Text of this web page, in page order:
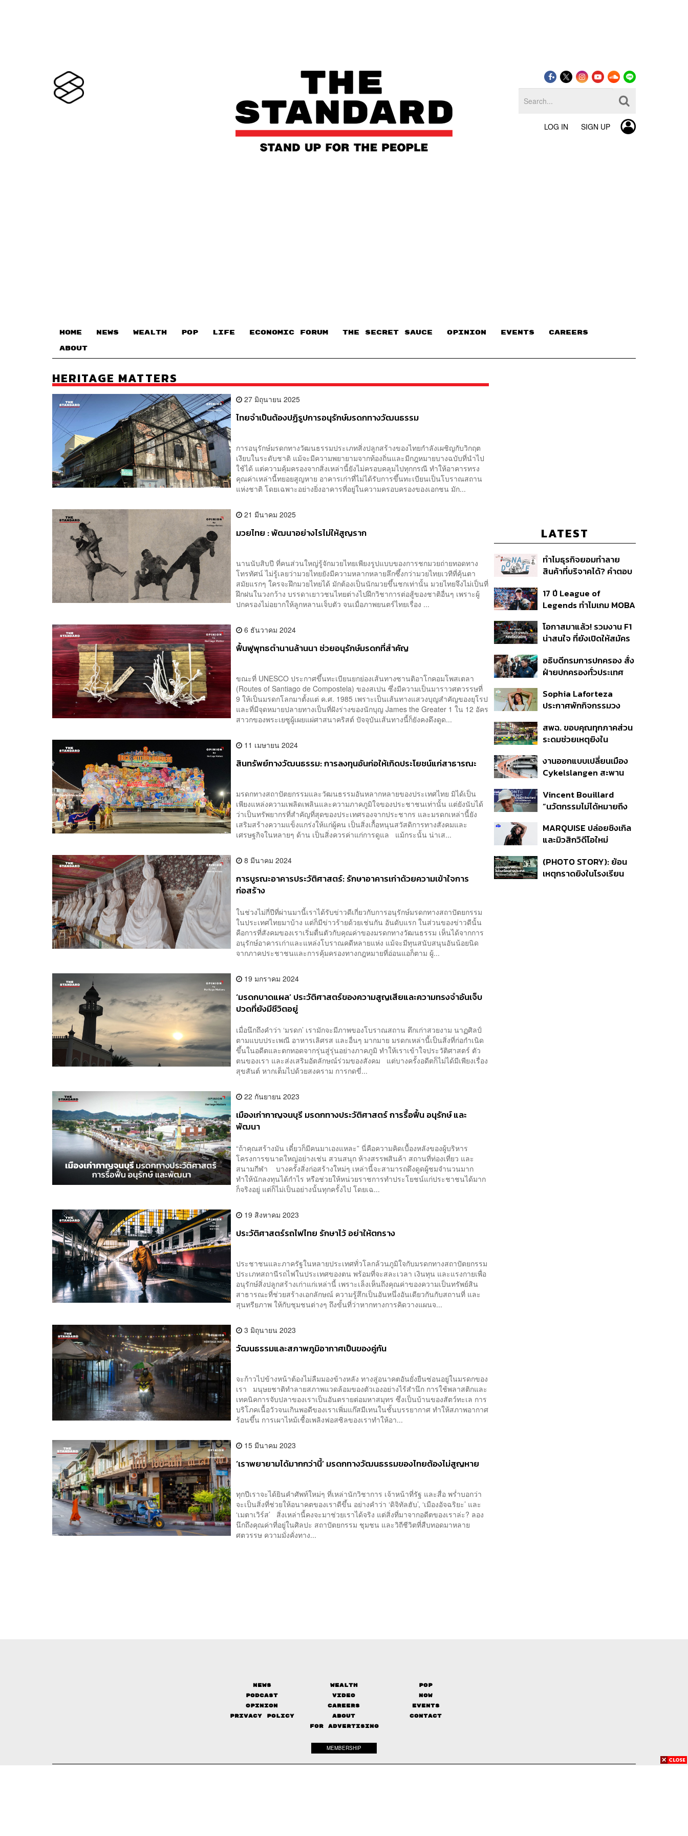
LOG IN SIGN UP
HOME NEWS WEALTH POP LIFE ECONOMIC FORUM THE SECRET SAUCE​ OPINION EVENTS CAREERS
ABOUT
HERITAGE MATTERS
27 มิถุนายน 2025
ไทยจำเป็นต้องปฏิรูปการอนุรักษ์มรดกทางวัฒนธรรม
การอนุรักษ์มรดกทางวัฒนธรรมประเภทสิ่งปลูกสร้างของไทยกำลังเผชิญกับวิกฤต
เงียบในระดับชาติ แม้จะมีความพยายามจากท้องถิ่นและมีกฎหมายบางฉบับที่นำไป
ใช้ได้ แต่ความคุ้มครองจากสิ่งเหล่านี้ยังไม่ครอบคลุมไปทุกกรณี ทำให้อาคารทรง
คุณค่าเหล่านี้ทยอยสูญหาย อาคารเก่าที่ไม่ได้รับการขึ้นทะเบียนเป็นโบราณสถาน
แห่งชาติ โดยเฉพาะอย่างยิ่งอาคารที่อยู่ในความครอบครองของเอกชน มัก...
21 มีนาคม 2025
มวยไทย : พัฒนาอย่างไรไม่ให้สูญราก
นานนับสิบปี ที่คนส่วนใหญ่รู้จักมวยไทยเพียงรูปแบบของการชกมวยถ่ายทอดทาง
โทรทัศน์ ไม่รู้เลยว่ามวยไทยยังมีความหลากหลายลึกซึ้งกว่ามวยไทยเวทีที่คุ้นตา
สมัยแรกๆ ใครจะฝึกมวยไทยได้ มักต้องเป็นนักมวยขึ้นชกเท่านั้น มวยไทยจึงไม่เป็นที่
ฝึกฝนในวงกว้าง บรรดาเยาวชนไทยต่างไปฝึกวิชาการต่อสู้ของชาติอื่นๆ เพราะผู้
ปกครองไม่อยากให้ลูกหลานเจ็บตัว จนเมื่อภาพยนตร์ไทยเรื่อง ...
6 ธันวาคม 2024
ฟื้นฟูพุทธตำนานล้านนา ช่วยอนุรักษ์มรดกที่สำคัญ
ขณะที่ UNESCO ประกาศขึ้นทะเบียนยกย่องเส้นทางซานติอาโกคอมโพสเตลา
(Routes of Santiago de Compostela) ของสเปน ซึ่งมีความเป็นมาราวศตวรรษที่
9 ให้เป็นมรดกโลกมาตั้งแต่ ค.ศ. 1985 เพราะเป็นเส้นทางแสวงบุญสำคัญของยุโรป
และที่มีจุดหมายปลายทางเป็นที่ฝังร่างของนักบุญ James the Greater 1 ใน 12 อัคร
สาวกของพระเยซูผู้เผยแผ่ศาสนาคริสต์ ปัจจุบันเส้นทางนี้ก็ยังคงดึงดูด...
11 เมษายน 2024
สินทรัพย์ทางวัฒนธรรม: การลงทุนอันก่อให้เกิดประโยชน์แก่สาธารณะ
มรดกทางสถาปัตยกรรมและวัฒนธรรมอันหลากหลายของประเทศไทย มิได้เป็น
เพียงแหล่งความเพลิดเพลินและความภาคภูมิใจของประชาชนเท่านั้น แต่ยังนับได้
ว่าเป็นทรัพยากรที่สำคัญที่สุดของประเทศรองจากประชากร และมรดกเหล่านี้ยัง
เสริมสร้างความแข็งแกร่งให้แก่ผู้คน เป็นสิ่งเกื้อหนุนสวัสดิการทางสังคมและ
เศรษฐกิจในหลายๆ ด้าน เป็นสิ่งควรค่าแก่การดูแล แม้กระนั้น น่าเส...
8 มีนาคม 2024
การบูรณะอาคารประวัติศาสตร์: รักษาอาคารเก่าด้วยความเข้าใจการ
ก่อสร้าง
ในช่วงไม่กี่ปีที่ผ่านมานี้เราได้รับข่าวดีเกี่ยวกับการอนุรักษ์มรดกทางสถาปัตยกรรม
ในประเทศไทยมาบ้าง แต่ก็มีข่าวร้ายด้วยเช่นกัน อันดับแรก ในส่วนของข่าวดีนั้น
คือการที่สังคมของเราเริ่มตื่นตัวกับคุณค่าของมรดกทางวัฒนธรรม เห็นได้จากการ
อนุรักษ์อาคารเก่าและแหล่งโบราณคดีหลายแห่ง แม้จะมีทุนสนับสนุนอันน้อยนิด
จากภาคประชาชนและการคุ้มครองทางกฎหมายที่อ่อนแอก็ตาม ผู้...
19 มกราคม 2024
‘มรดกบาดแผล’ ประวัติศาสตร์ของความสูญเสียและความทรงจำอันเจ็บ
ปวดที่ยังมีชีวิตอยู่
เมื่อนึกถึงคำว่า ‘มรดก’ เรามักจะมีภาพของโบราณสถาน ตึกเก่าสวยงาม นาฏศิลป์
ตามแบบประเพณี อาหารเลิศรส และอื่นๆ มากมาย มรดกเหล่านี้เป็นสิ่งที่ก่อกำเนิด
ขึ้นในอดีตและตกทอดจากรุ่นสู่รุ่นอย่างภาคภูมิ ทำให้เราเข้าใจประวัติศาสตร์ ตัว
ตนของเรา และส่งเสริมอัตลักษณ์ร่วมของสังคม แต่บางครั้งอดีตก็ไม่ได้มีเพียงเรื่อง
สุขสันต์ หากเต็มไปด้วยสงคราม การกดขี่...
22 กันยายน 2023
เมืองเก่ากาญจนบุรี มรดกทางประวัติศาสตร์ การรื้อฟื้น อนุรักษ์ และ
พัฒนา
“ถ้าคุณสร้างมัน เดี๋ยวก็มีคนมาเองแหละ” นี่คือความคิดเบื้องหลังของผู้บริหาร
โครงการขนาดใหญ่อย่างเช่น สวนสนุก ห้างสรรพสินค้า สถานที่ท่องเที่ยว และ
สนามกีฬา บางครั้งสิ่งก่อสร้างใหม่ๆ เหล่านี้จะสามารถดึงดูดผู้ชมจำนวนมาก
ทำให้นักลงทุนได้กำไร หรือช่วยให้หน่วยราชการทำประโยชน์แก่ประชาชนได้มาก
ก็จริงอยู่ แต่ก็ไม่เป็นอย่างนั้นทุกครั้งไป โดยเฉ...
19 สิงหาคม 2023
ประวัติศาสตร์รถไฟไทย รักษาไว้ อย่าให้ตกราง
ประชาชนและภาครัฐในหลายประเทศทั่วโลกล้วนภูมิใจกับมรดกทางสถาปัตยกรรม
ประเภทสถานีรถไฟในประเทศของตน พร้อมที่จะสละเวลา เงินทุน และแรงกายเพื่อ
อนุรักษ์สิ่งปลูกสร้างเก่าแก่เหล่านี้ เพราะเล็งเห็นถึงคุณค่าของความเป็นทรัพย์สิน
สาธารณะที่ช่วยสร้างเอกลักษณ์ ความรู้สึกเป็นอันหนึ่งอันเดียวกันกับสถานที่ และ
สุนทรียภาพ ให้กับชุมชนต่างๆ ถึงขั้นที่ว่าหากทางการคิดวางแผนจ...
3 มิถุนายน 2023
วัฒนธรรมและสภาพภูมิอากาศเป็นของคู่กัน
จะก้าวไปข้างหน้าต้องไม่ลืมมองข้างหลัง ทางสู่อนาคตอันยั่งยืนซ่อนอยู่ในมรดกของ
เรา มนุษยชาติทำลายสภาพแวดล้อมของตัวเองอย่างไร้สำนึก การใช้พลาสติกและ
เทคนิคการจับปลาของเราเป็นอันตรายต่อมหาสมุทร ซึ่งเป็นบ้านของสัตว์ทะเล การ
บริโภคเนื้อวัวจนเกินพอดีของเราเพิ่มแก๊สมีเทนในชั้นบรรยากาศ ทำให้สภาพอากาศ
ร้อนขึ้น การเผาไหม้เชื้อเพลิงฟอสซิลของเราทำให้อา...
15 มีนาคม 2023
‘เราพยายามได้มากกว่านี้’ มรดกทางวัฒนธรรมของไทยต้องไม่สูญหาย
ทุกปีเราจะได้ยินคำศัพท์ใหม่ๆ ที่เหล่านักวิชาการ เจ้าหน้าที่รัฐ และสื่อ พร่ำบอกว่า
จะเป็นสิ่งที่ช่วยให้อนาคตของเราดีขึ้น อย่างคำว่า ‘ดิจิทัลฮับ’, ‘เมืองอัจฉริยะ’ และ
‘เมตาเวิร์ส’ สิ่งเหล่านี้คงจะมาช่วยเราได้จริง แต่สิ่งที่มาจากอดีตของเราล่ะ? ลอง
นึกถึงคุณค่าที่อยู่ในศิลปะ สถาปัตยกรรม ชุมชน และวิถีชีวิตที่สืบทอดมาหลาย
ศตวรรษ ความมั่งคั่งทาง...
LATEST
ทำไมธุรกิจยอมทำลาย
สินค้าที่บริจาคได้? คำตอบ
อยู่ที่ระบบภาษี
17 ปี League of
Legends ทำไมเกม MOBA
กาลเวลา?
โอกาสมาแล้ว! รวมงาน F1
น่าสนใจ ที่ยังเปิดให้สมัคร
อธิบดีกรมการปกครอง สั่ง
ฝ่ายปกครองทั่วประเทศ
อาวุธปืน-ยาเสพติด
Sophia Laforteza
ประกาศพักกิจกรรมวง
ดูแลสุขภาพจิต
สพฉ. ขอบคุณทุกภาคส่วน
ระดมช่วยเหตุยิงใน
ดูแลสิทธิ UCEP ผู้บาดเจ็บ
งานออกแบบเปลี่ยนเมือง
Cykelslangen สะพาน
โคเปนเฮเกน ทางสัญจร
ของเมืองที่น่าอยู่
Vincent Bouillard
“นวัตกรรมไม่ได้หมายถึง
MARQUISE ปล่อยซิงเกิล
และมิวสิกวิดีโอใหม่
สัมพันธ์สุด Toxic
(PHOTO STORY): ย้อน
เหตุกราดยิงในโรงเรียน
News Wealth
Pop
Podcast
Video
Now
Opinion
Careers
Events
Privacy Policy
About
Contact
FOR ADVERTISING
MEMBERSHIP